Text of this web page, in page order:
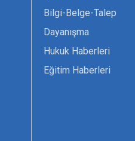
Bilgi-Belge-Talep
Dayanışma
Hukuk Haberleri
Eğitim Haberleri